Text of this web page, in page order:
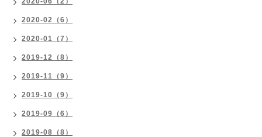
2020-02（6）
2020-01（7）
2019-12（8）
2019-11（9）
2019-10（9）
2019-09（6）
2019-08（8）